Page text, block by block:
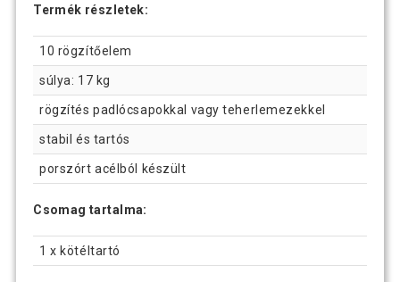
Termék részletek:
10 rögzítőelem
súlya: 17 kg
rögzítés padlócsapokkal vagy teherlemezekkel
stabil és tartós
porszórt acélból készült
Csomag tartalma:
1 x kötéltartó